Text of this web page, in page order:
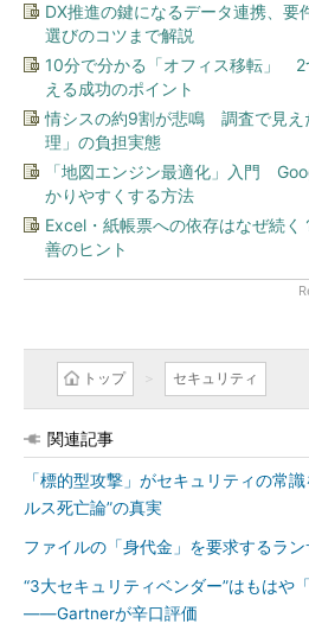
DX推進の鍵になるデータ連携、要
選びのコツまで解説
10分で分かる「オフィス移転」 2
える成功のポイント
情シスの約9割が悲鳴 調査で見え
理」の負担実態
「地図エンジン最適化」入門
かりやすくする方法
Excel・紙帳票への依存はなぜ続
善のヒント
トップ セキュリティ
関連記事
「標的型攻撃」がセキュリティの常
ルス死亡論”の真実
ファイルの「身代金」を要求するラ
“3大セキュリティベンダー”はもはや
――Gartnerが辛口評価